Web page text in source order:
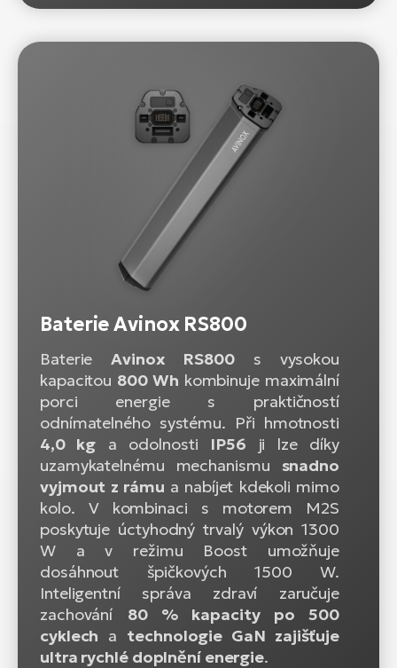
Baterie Avinox RS800
BaterieAvinox RS800 s vysokou
kapacitou 800 Wh kombinuje maximální
porci energie s praktičností
odnímatelného systému. Při hmotnosti
4,0 kg a odolnosti IP56 ji lze díky
uzamykatelnému mechanismu snadno
vyjmout z rámu a nabíjet kdekoli mimo
kolo. V kombinaci s motorem M2S
poskytuje úctyhodný trvalý výkon 1300
W a v režimu Boost umožňuje
dosáhnout špičkových 1500 W.
Inteligentní správa zdraví zaručuje
zachování 80 % kapacity po 500
cyklech a technologie GaN zajišťuje
ultra rychlé doplnění energie.